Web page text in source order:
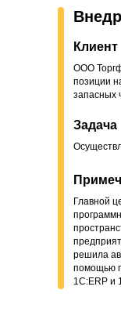
ООО
позиции
запасных
Клиент
Задача
Главной
решила
помощью
1С:ERP и